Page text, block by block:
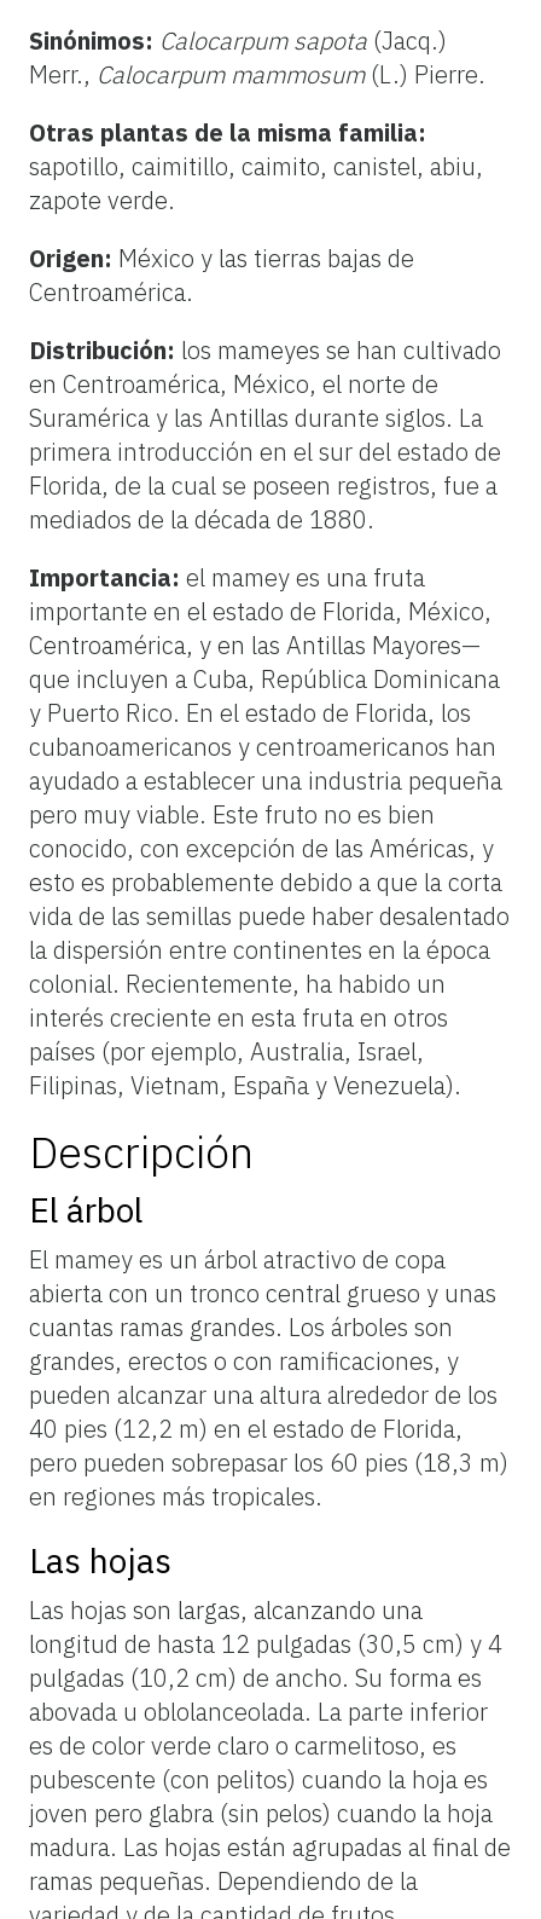
Sinónimos: Calocarpum sapota (Jacq.)
Merr., Calocarpum mammosum(L.) Pierre.
Otras plantas de la misma familia:
sapotillo, caimitillo, caimito, canistel, abiu,
zapote verde.
Origen: México y las tierras bajas de
Centroamérica.
Distribución: los mameyes se han cultivado
en Centroamérica, México, el norte de
Suramérica y las Antillas durante siglos. La
primera introducción en el sur del estado de
Florida, de la cual se poseen registros, fue a
mediados de la década de 1880.
Importancia: el mamey es una fruta
importante en el estado de Florida, México,
Centroamérica, y en las Antillas Mayores—
que incluyen a Cuba, República Dominicana
y Puerto Rico. En el estado de Florida, los
cubanoamericanos y centroamericanos han
ayudado a establecer una industria pequeña
pero muy viable. Este fruto no es bien
conocido, con excepción de las Américas, y
esto es probablemente debido a que la corta
vida de las semillas puede haber desalentado
la dispersión entre continentes en la época
colonial. Recientemente, ha habido un
interés creciente en esta fruta en otros
países (por ejemplo, Australia, Israel,
Filipinas, Vietnam, España y Venezuela).
Descripción
El árbol
El mamey es un árbol atractivo de copa
abierta con un tronco central grueso y unas
cuantas ramas grandes. Los árboles son
grandes, erectos o con ramificaciones, y
pueden alcanzar una altura alrededor de los
40 pies (12,2 m) en el estado de Florida,
pero pueden sobrepasar los 60 pies (18,3 m)
en regiones más tropicales.
Las hojas
Las hojas son largas, alcanzando una
longitud de hasta 12 pulgadas (30,5 cm) y 4
pulgadas (10,2 cm) de ancho. Su forma es
abovada u oblolanceolada. La parte inferior
es de color verde claro o carmelitoso, es
pubescente (con pelitos) cuando la hoja es
joven pero glabra (sin pelos) cuando la hoja
madura. Las hojas están agrupadas al final de
ramas pequeñas. Dependiendo de la